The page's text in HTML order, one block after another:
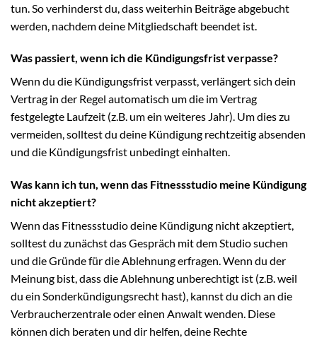
tun. So verhinderst du, dass weiterhin Beiträge abgebucht
werden, nachdem deine Mitgliedschaft beendet ist.
Was passiert, wenn ich die Kündigungsfrist verpasse?
Wenn du die Kündigungsfrist verpasst, verlängert sich dein
Vertrag in der Regel automatisch um die im Vertrag
festgelegte Laufzeit (z.B. um ein weiteres Jahr). Um dies zu
vermeiden, solltest du deine Kündigung rechtzeitig absenden
und die Kündigungsfrist unbedingt einhalten.
Was kann ich tun, wenn das Fitnessstudio meine Kündigung
nicht akzeptiert?
Wenn das Fitnessstudio deine Kündigung nicht akzeptiert,
solltest du zunächst das Gespräch mit dem Studio suchen
und die Gründe für die Ablehnung erfragen. Wenn du der
Meinung bist, dass die Ablehnung unberechtigt ist (z.B. weil
du ein Sonderkündigungsrecht hast), kannst du dich an die
Verbraucherzentrale oder einen Anwalt wenden. Diese
können dich beraten und dir helfen, deine Rechte